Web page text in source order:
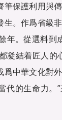
筆保護利用與
生。作爲省級
年。從選料到
凝結着匠人的
中華文化對
代的生命力。